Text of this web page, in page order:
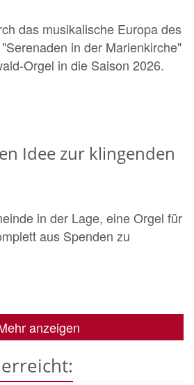
das musikalische Europa des
in der Marienkirche"
Orgel in die Saison 2026.
Idee zur klingenden
in der Lage, eine Orgel für
aus Spenden zu
anzeigen